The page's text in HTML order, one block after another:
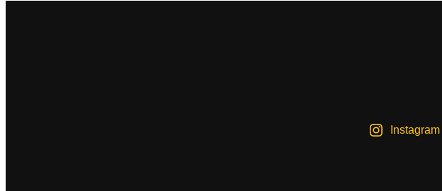
Instagram